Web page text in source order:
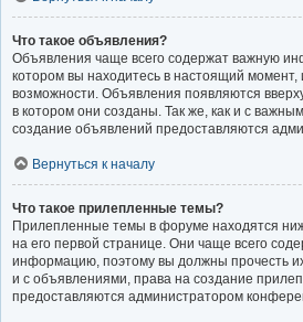
Что такое объявления?
Объявления чаще всего содержат важную
котором вы находитесь в настоящий
возможности. Объявления появляются
в котором они созданы. Так же, как и с
создание объявлений предоставляются
Вернуться к началу
Что такое прилепленные темы?
Прилепленные темы в форуме находятся
на его первой странице. Они чаще всего
информацию, поэтому вы должны прочесть
и с объявлениями, права на создание
предоставляются администратором